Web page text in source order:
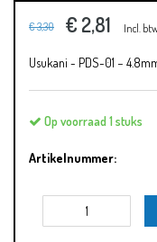
€ 3,30 € 2,81 Incl.
Usukani - PDS-01 −
Op voorraad 1 stuks
Artikelnummer: